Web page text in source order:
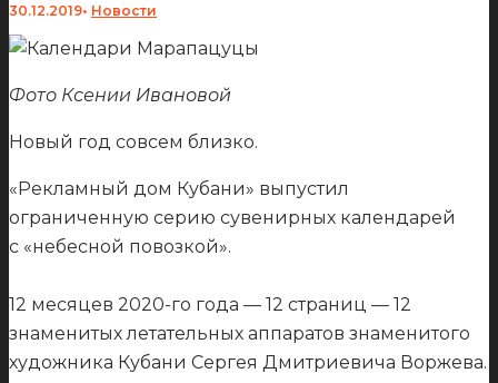
30.12.2019• Новости
Фото Ксении Ивановой
Новый год совсем близко.
«Рекламный дом Кубани» выпустил
ограниченную серию сувенирных календарей
с «небесной повозкой».
12 месяцев 2020-го года — 12 страниц — 12
знаменитых летательных аппаратов знаменитого
художника Кубани Сергея Дмитриевича Воржева.